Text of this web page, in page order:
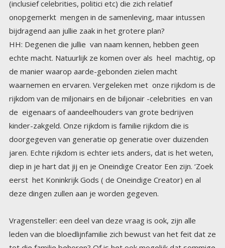
bijdragend aan jullie zaak in het grotere plan?
HH: Degenen die jullie van naam kennen, hebben geen
echte macht. Natuurlijk ze komen over als heel machtig, op
de manier waarop aarde-gebonden zielen macht
waarnemen en ervaren. Vergeleken met onze rijkdom is de
rijkdom van de miljonairs en de biljonair -celebrities en van
de eigenaars of aandeelhouders van grote bedrijven
kinder-zakgeld. Onze rijkdom is familie rijkdom die is
doorgegeven van generatie op generatie over duizenden
jaren. Echte rijkdom is echter iets anders, dat is het weten,
diep in je hart dat jij en je Oneindige Creator Een zijn. ‘Zoek
eerst het Koninkrijk Gods ( de Oneindige Creator) en al
deze dingen zullen aan je worden gegeven.
Vragensteller: een deel van deze vraag is ook, zijn alle
leden van die bloedlijnfamilie zich bewust van het feit dat ze
tot die familie behoren? Of is het ook mogelijk dat sommige
leden zich niet bewust zijn van de band die ze hebben.
Wordt hen dat op een bepaalde leeftijd verteld?
Bijvoorbeeld op welke leeftijd wordt je ingelicht dat je